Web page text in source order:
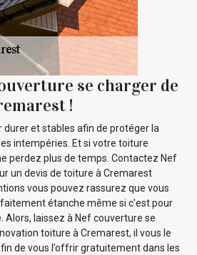
se charger de
!
durer et stables afin de protéger la
intempéries. Et si votre toiture
perdez plus de temps. Contactez Nef
un devis de toiture à Cremarest
vous pouvez rassurez que vous
étanche même si c'est pour
Alors, laissez à Nef couverture se
toiture à Cremarest, il vous le
de vous l’offrir gratuitement dans les